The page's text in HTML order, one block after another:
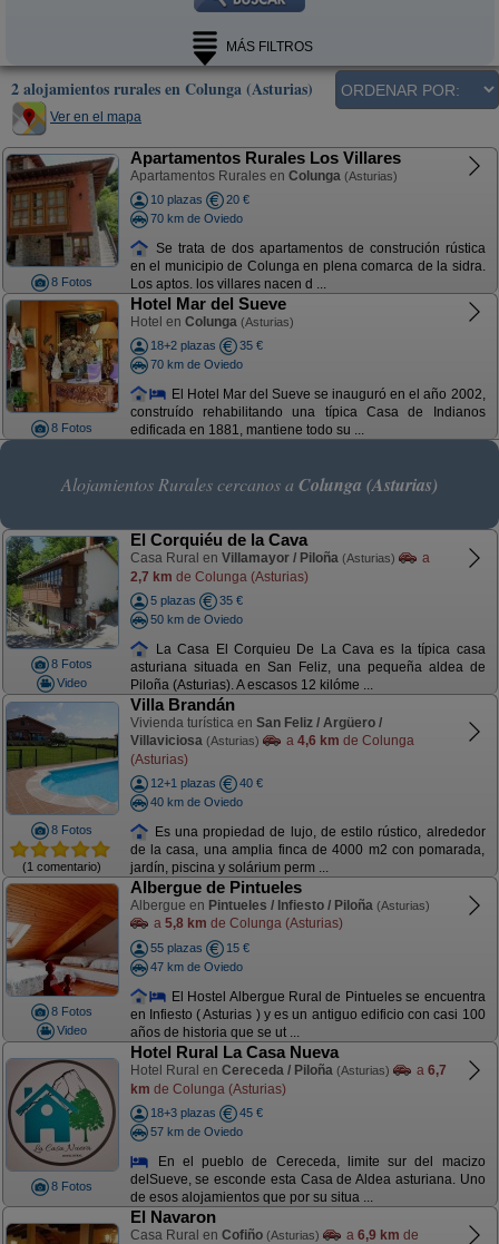
MÁS FILTROS
2 alojamientos rurales en Colunga (Asturias)
Ver en el mapa
8 Fotos
Apartamentos Rurales Los Villares
Apartamentos Rurales en Colunga (Asturias)
10 plazas
20 €
70 km de Oviedo
Se trata de dos apartamentos de construción rústica
en el municipio de Colunga en plena comarca de la sidra.
Los aptos. los villares nacen d ...
8 Fotos
Hotel Mar del Sueve
Hotel en Colunga (Asturias)
18+2 plazas
35 €
70 km de Oviedo
El Hotel Mar del Sueve se inauguró en el año 2002,
construído rehabilitando una típica Casa de Indianos
edificada en 1881, mantiene todo su ...
Alojamientos Rurales cercanos a Colunga (Asturias)
8 Fotos
Video
El Corquiéu de la Cava
Casa Rural en Villamayor / Piloña (Asturias)
a
2,7 km de Colunga (Asturias)
5 plazas
35 €
50 km de Oviedo
La Casa El Corquieu De La Cava es la típica casa
asturiana situada en San Feliz, una pequeña aldea de
Piloña (Asturias). A escasos 12 kilóme ...
8 Fotos
(1 comentario)
Villa Brandán
Vivienda turística en San Feliz / Argüero /
Villaviciosa (Asturias) a 4,6 km de Colunga
(Asturias)
12+1 plazas
40 €
40 km de Oviedo
Es una propiedad de lujo, de estilo rústico, alrededor
de la casa, una amplia finca de 4000 m2 con pomarada,
jardín, piscina y solárium perm ...
8 Fotos
Video
Albergue de Pintueles
Albergue en Pintueles / Infiesto / Piloña (Asturias)
a 5,8 km de Colunga (Asturias)
55 plazas
15 €
47 km de Oviedo
El Hostel Albergue Rural de Pintueles se encuentra
en Infiesto ( Asturias ) y es un antiguo edificio con casi 100
años de historia que se ut ...
8 Fotos
Hotel Rural La Casa Nueva
Hotel Rural en Cereceda / Piloña (Asturias) a 6,7
km de Colunga (Asturias)
18+3 plazas
45 €
57 km de Oviedo
En el pueblo de Cereceda, limite sur del macizo
delSueve, se esconde esta Casa de Aldea asturiana. Uno
de esos alojamientos que por su situa ...
El Navaron
Casa Rural en Cofiño (Asturias) a 6,9 km de